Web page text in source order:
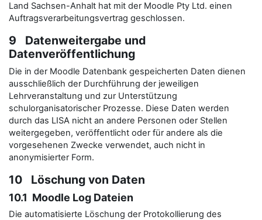
Land Sachsen-Anhalt hat mit der Moodle Pty Ltd. einen
Auftragsverarbeitungsvertrag geschlossen.
9 Datenweitergabe und
Datenveröffentlichung
Die in der Moodle Datenbank gespeicherten Daten dienen
ausschließlich der Durchführung der jeweiligen
Lehrveranstaltung und zur Unterstützung
schulorganisatorischer Prozesse. Diese Daten werden
durch das LISA nicht an andere Personen oder Stellen
weitergegeben, veröffentlicht oder für andere als die
vorgesehenen Zwecke verwendet, auch nicht in
anonymisierter Form.
10 Löschung von Daten
10.1 Moodle Log Dateien
Die automatisierte Löschung der Protokollierung des